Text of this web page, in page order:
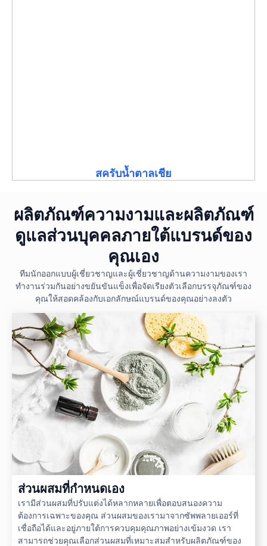
สครับน้ำตาลเชีย
ผลิตภัณฑ์ความงามและผลิตภัณฑ์
ดูแลส่วนบุคคลภายใต้แบรนด์ของ
คุณเอง
ทีมนักออกแบบผู้เชี่ยวชาญและผู้เชี่ยวชาญด้านความงามของเรา
ทำงานร่วมกันอย่างขยันขันแข็งเพื่อจัดเรียงตัวเลือกบรรจุภัณฑ์ของ
คุณให้สอดคล้องกับเอกลักษณ์แบรนด์ของคุณอย่างลงตัว
ส่วนผสมที่กำหนดเอง
เรามีส่วนผสมที่ปรับแต่งได้หลากหลายเพื่อตอบสนองความ
ต้องการเฉพาะของคุณ ส่วนผสมของเรามาจากซัพพลายเออร์ที่
เชื่อถือได้และอยู่ภายใต้การควบคุมคุณภาพอย่างเข้มงวด เรา
สามารถช่วยคุณเลือกส่วนผสมที่เหมาะสมสำหรับผลิตภัณฑ์ของ